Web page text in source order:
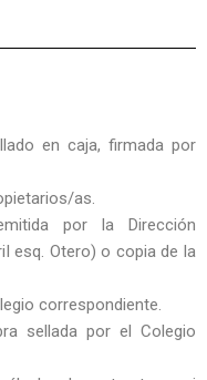
en caja, firmada por
as.
por la Dirección
esq. Otero) o copia de la
correspondiente.
sellada por el Colegio